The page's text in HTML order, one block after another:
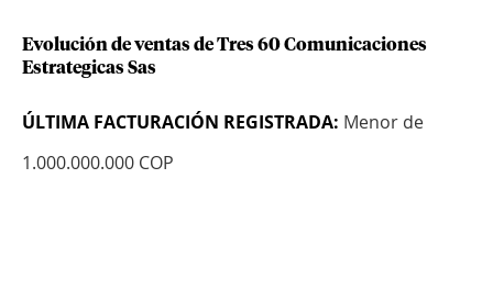
Evolución de ventas de Tres 60 Comunicaciones
Estrategicas Sas
ÚLTIMA FACTURACIÓN REGISTRADA: Menor de
1.000.000.000 COP